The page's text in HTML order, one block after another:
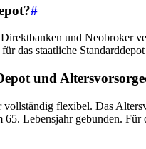
#
und Neobroker
das staatliche
und
flexibel. Das
Lebensjahr gebunden.